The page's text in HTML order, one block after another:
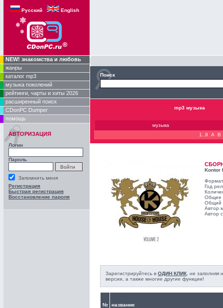
Русский English
NEW! знакомства и любовь
жанры
каталог mp3
музыка поколений
рейтинги, чарты и хиты 2026
расширенный поиск
CDonPC Dumper
помощь
АВТОРИЗАЦИЯ
Логин
Пароль
Запомнить меня
Регистрация
Быстрая регистрация
Восстановление пароля
Поиск
mp3 музыка
музыка
1..9
A B
Kontor
Год
Общее
Общий
Автор
Автор
Зарегистрируйтесь в ОДИН КЛИК , не
версии, а также многие другие функции!
№ название